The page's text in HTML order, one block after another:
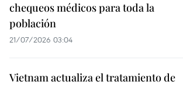
chequeos médicos para toda la
población
21/07/2026 03:04
Vietnam actualiza el tratamiento de